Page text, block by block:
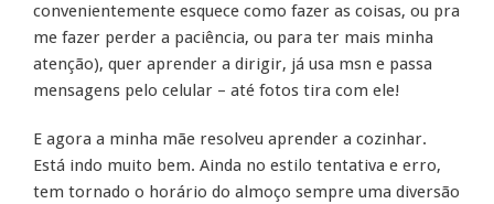
convenientemente esquece como fazer as coisas, ou pra
me fazer perder a paciência, ou para ter mais minha
atenção), quer aprender a dirigir, já usa msn e passa
mensagens pelo celular – até fotos tira com ele!
E agora a minha mãe resolveu aprender a cozinhar.
Está indo muito bem. Ainda no estilo tentativa e erro,
tem tornado o horário do almoço sempre uma diversão